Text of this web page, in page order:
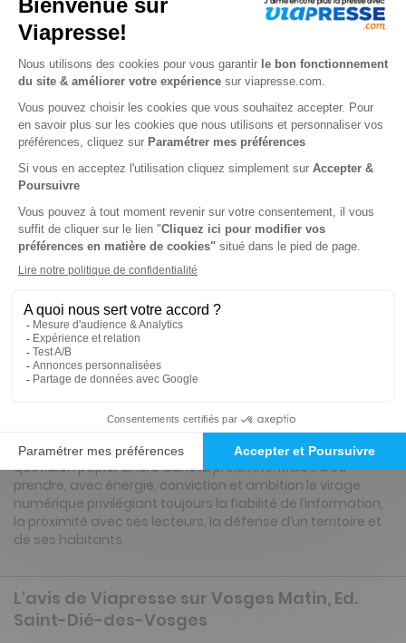
Papier
Je choisis une durée
Abonnement 1 an
359 n° • Papier + Web
450€50 Tarif Kiosque :530€00
Tarif France métropolitaine
Renouvellement à date d’anniversaire
Présentation du magazine Vosges Matin,
Ed. Saint-Dié-des-Vosges
Vosges Matin, créé en 2009, du mariage de La Liberté de
l’Est et des éditions vosgiennes de
L’Est Républicain demeure aujourd’hui plus que jamais ce
quotidien papier ancré dans la proximité. Mais il a su
prendre, avec énergie, conviction et ambition le virage
numérique privilégiant toujours la fiabilité de l’information,
la proximité avec ses lecteurs, la défense d’un territoire et
de ses habitants.
L'avis de Viapresse sur Vosges Matin, Ed.
Saint-Dié-des-Vosges